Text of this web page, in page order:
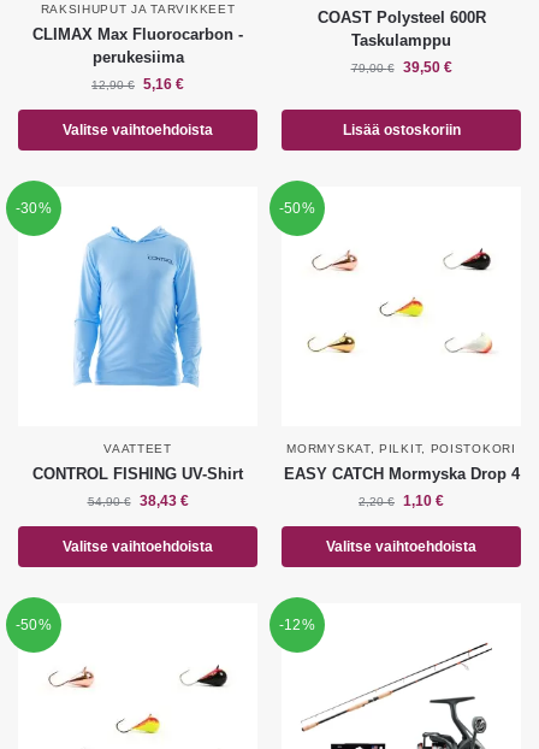
RAKSIHUPUT JA TARVIKKEET
CLIMAX Max Fluorocarbon -
perukesiima
12,90€ 5,16 €
Valitse vaihtoehdoista
COAST Polysteel 600R
Taskulamppu
79,00€ 39,50 €
Lisää ostoskoriin
-30%
VAATTEET
CONTROL FISHING UV-Shirt
54,90€ 38,43 €
Valitse vaihtoehdoista
-50%
MORMYSKAT,PILKIT, POISTOKORI
EASY CATCH Mormyska Drop 4
2,20€ 1,10 €
Valitse vaihtoehdoista
-50% -12%